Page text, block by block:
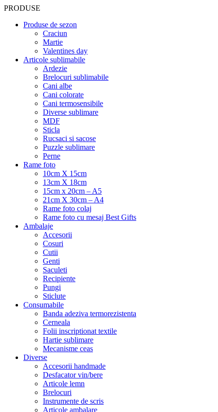
PRODUSE
Produse de sezon
Craciun
Martie
Valentines day
Articole sublimabile
Ardezie
Brelocuri sublimabile
Cani albe
Cani colorate
Cani termosensibile
Diverse sublimare
MDF
Sticla
Rucsaci si sacose
Puzzle sublimare
Perne
Rame foto
10cm X 15cm
13cm X 18cm
15cm x 20cm – A5
21cm X 30cm – A4
Rame foto colaj
Rame foto cu mesaj Best Gifts
Ambalaje
Accesorii
Cosuri
Cutii
Genti
Saculeti
Recipiente
Pungi
Sticlute
Consumabile
Banda adeziva termorezistenta
Cerneala
Folii inscriptionat textile
Hartie sublimare
Mecanisme ceas
Diverse
Accesorii handmade
Desfacator vin/bere
Articole lemn
Brelocuri
Instrumente de scris
Articole ambalare